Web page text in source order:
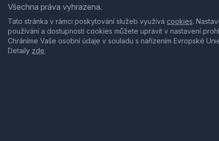
Všechna práva vyhrazena.
Tato stránka v rámci poskytování služeb využívá cookies.
používání a dostupnosti cookies můžete upravit v nastavení
Chráníme Vaše osobní údaje v souladu s nařízením Evropské
Detaily zde.